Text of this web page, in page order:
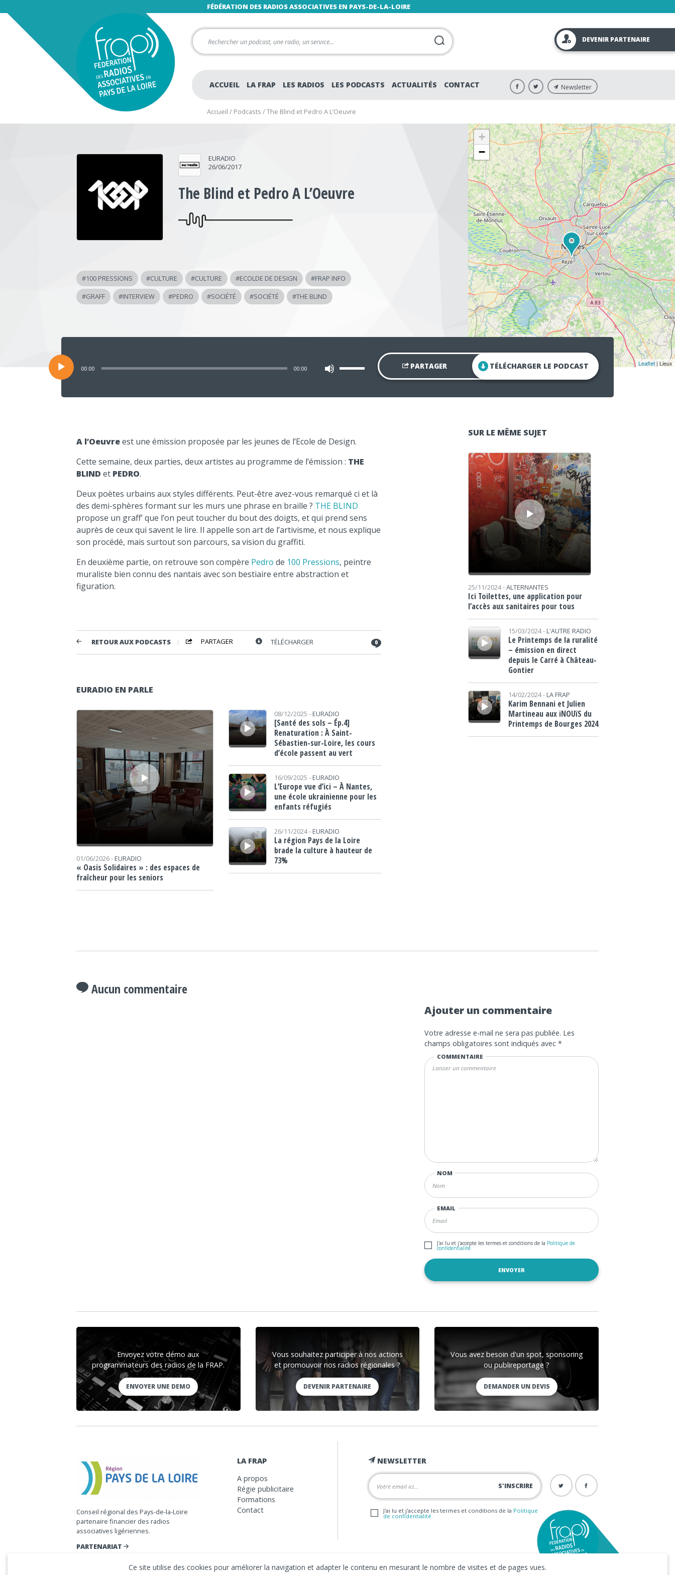
FÉDÉRATION DES RADIOS ASSOCIATIVES EN PAYS-DE-LA-LOIRE
DEVENIR PARTENAIRE
ACCUEIL LA FRAP LES RADIOS LES PODCASTS ACTUALITÉS CONTACT Newsletter
Accueil / Podcasts /The Blind et Pedro A L’Oeuvre
EURADIO
26/06/2017
The Blind et Pedro A L’Oeuvre
#100 PRESSIONS #CULTURE #CULTURE #ECOLDE DE DESIGN #FRAP INFO
#GRAFF #INTERVIEW #PEDRO #SOCIÉTÉ #SOCIÉTÉ #THE BLIND
+
−
Leaflet | Lieux
Lecteur
00:00 00:00 les
pour
PARTAGER TÉLÉCHARGER LE PODCAST
A l’Oeuvreest une émission proposée par les jeunes de l’Ecole de Design.
Cette semaine, deux parties, deux artistes au programme de l’émission : THE
BLIND et PEDRO.
Deux poètes urbains aux styles différents. Peut-être avez-vous remarqué ci et là
des demi-sphères formant sur les murs une phrase en braille ? THE BLIND
propose un graff’ que l’on peut toucher du bout des doigts, et qui prend sens
auprès de ceux qui savent le lire. Il appelle son art de l’artivisme, et nous explique
son procédé, mais surtout son parcours, sa vision du graffiti.
En deuxième partie, on retrouve son compère Pedro de 100 Pressions, peintre
muraliste bien connu des nantais avec son bestiaire entre abstraction et
figuration.
RETOUR AUX PODCASTS PARTAGER TÉLÉCHARGER 0
EURADIO EN PARLE
Lecteur audio
01/06/2026 - EURADIO
« Oasis Solidaires » : des espaces de
fraîcheur pour les seniors
Lecteur audio 08/12/2025 - EURADIO
[Santé des sols – Ép.4]
Renaturation : À Saint-
Sébastien-sur-Loire, les cours
d’école passent au vert
Lecteur audio
16/09/2025 - EURADIO
L’Europe vue d’ici – À Nantes,
une école ukrainienne pour les
enfants réfugiés
Lecteur audio
26/11/2024 - EURADIO
La région Pays de la Loire
brade la culture à hauteur de
73%
SUR LE MÊME SUJET
Lecteur audio
25/11/2024 -ALTERNANTES
Ici Toilettes, une application pour
l’accès aux sanitaires pour tous
Lecteur audio
15/03/2024 - L'AUTRE RADIO
Le Printemps de la ruralité
– émission en direct
depuis le Carré à Château-
Gontier
Lecteur audio
14/02/2024 - LA FRAP
Karim Bennani et Julien
Martineau aux iNOUïS du
Printemps de Bourges 2024
Aucun commentaire
Ajouter un commentaire
Votre adresse e-mail ne sera pas publiée. Les
champs obligatoires sont indiqués avec*
COMMENTAIRE
NOM
EMAIL
J'ai lu et j'accepte les termes et conditions de la Politique de
confidentialité
Envoyez votre démo aux
programmateurs des radios de la FRAP.
ENVOYER UNE DEMO
Vous souhaitez participer à nos actions
et promouvoir nos radios régionales ?
DEVENIR PARTENAIRE
Vous avez besoin d'un spot, sponsoring
ou publireportage ?
DEMANDER UN DEVIS
Conseil régional des Pays-de-la-Loire
partenaire financier des radios
associatives ligériennes.
PARTENARIAT
LA FRAP
A propos
Régie publicitaire
Formations
Contact
NEWSLETTER
J'ai lu et j'accepte les termes et conditions de la Politique
de confidentialité
Ce site utilise des cookies pour améliorer la navigation et adapter le contenu en mesurant le nombre de visites et de pages vues.